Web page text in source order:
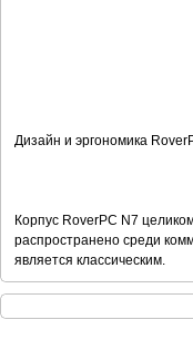
Дизайн и эргономика
Корпус RoverPC N7
распространено среди
является классическим.